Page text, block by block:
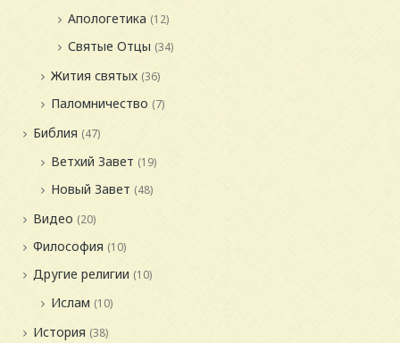
Апологетика (12)
Святые Отцы (34)
Жития святых (36)
Паломничество (7)
Библия (47)
Ветхий Завет (19)
Новый Завет (48)
Видео (20)
Философия (10)
Другие религии (10)
Ислам (10)
История (38)